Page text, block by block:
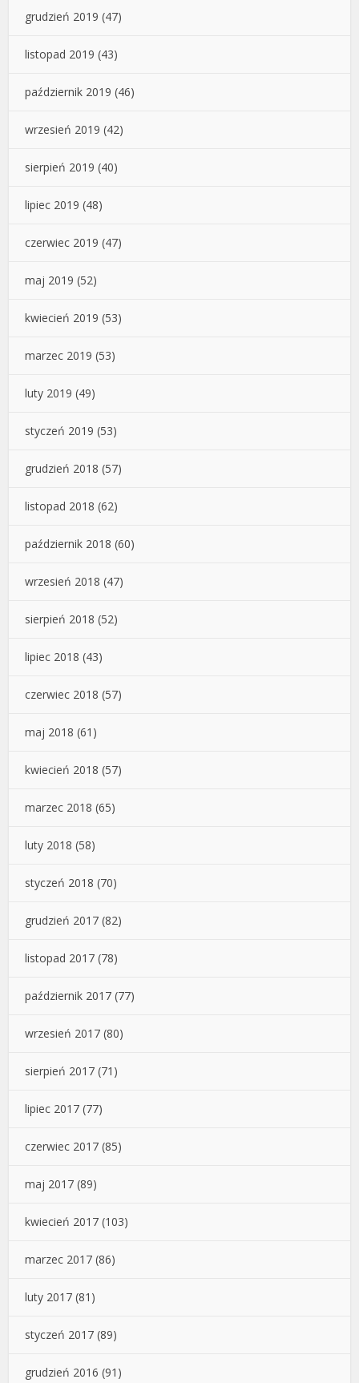
grudzień 2019 (47)
listopad 2019 (43)
październik 2019 (46)
wrzesień 2019 (42)
sierpień 2019 (40)
lipiec 2019 (48)
czerwiec 2019 (47)
maj 2019 (52)
kwiecień 2019 (53)
marzec 2019 (53)
luty 2019 (49)
styczeń 2019 (53)
grudzień 2018 (57)
listopad 2018 (62)
październik 2018 (60)
wrzesień 2018 (47)
sierpień 2018 (52)
lipiec 2018 (43)
czerwiec 2018 (57)
maj 2018 (61)
kwiecień 2018 (57)
marzec 2018 (65)
luty 2018 (58)
styczeń 2018 (70)
grudzień 2017 (82)
listopad 2017 (78)
październik 2017 (77)
wrzesień 2017 (80)
sierpień 2017 (71)
lipiec 2017 (77)
czerwiec 2017 (85)
maj 2017 (89)
kwiecień 2017 (103)
marzec 2017 (86)
luty 2017 (81)
styczeń 2017 (89)
grudzień 2016 (91)